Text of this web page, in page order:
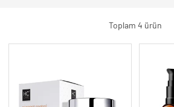
Toplam 4 ürün